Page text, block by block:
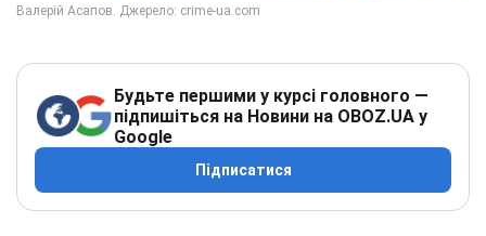
Будьте першими у курсі головного —
підпишіться на Новини на OBOZ.UA у
Google
Підписатися